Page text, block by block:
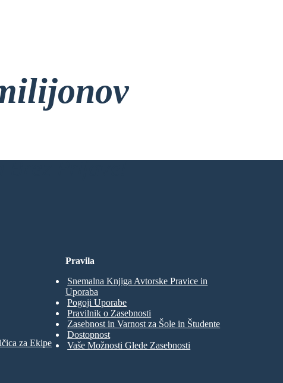
Brez Prijave!
za Ekipe
Pravila
Snemalna Knjiga Avtorske Pravice in
Uporaba
Pogoji Uporabe
Pravilnik o Zasebnosti
Zasebnost in Varnost za Šole in Študente
Dostopnost
Vaše Možnosti Glede Zasebnosti